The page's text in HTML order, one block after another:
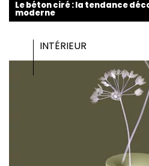
Le béton ciré : la tendance
moderne
INTÉRIEUR